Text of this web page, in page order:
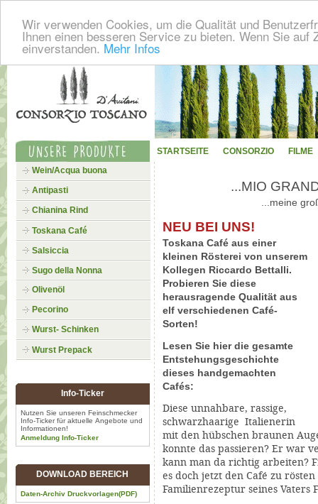
Wir verwenden Cookies, um die Qualität und
Ihnen einen besseren Service zu bieten. Wenn Sie
einverstanden. Mehr Infos
STARTSEITE CONSORZIO
FILME
Wein/Acqua buona
Antipasti
Chianina Rind
Toskana Café
Salsiccia
Sugo della Nonna
Olivenöl
Pecorino
Wurst- Schinken
Wurst Prepack
Info-Ticker
Nutzen Sie unseren Feinschmecker
Info-Ticker für aktuelle Angebote und
Informationen!
Anmeldung Info-Ticker
DOWNLOAD BEREICH
Daten-Archiv Druckvorlagen(PDF)
...MIO
...meine
NEU BEI UNS!
Toskana Café aus einer
kleinen Rösterei von unserem
Kollegen Riccardo Bettalli.
Probieren Sie diese
herausragende Qualität aus
elf verschiedenen Café-
Sorten!
Lesen Sie hier die gesamte
Entstehungsgeschichte
dieses handgemachten
Cafés:
Diese unnahbare, rassige,
schwarzhaarige Italienerin
mit den hübschen braunen
konnte das passieren? Er war
kann man da richtig arbeiten?
es doch jetzt den Café zu
Familienrezeptur seines Vaters